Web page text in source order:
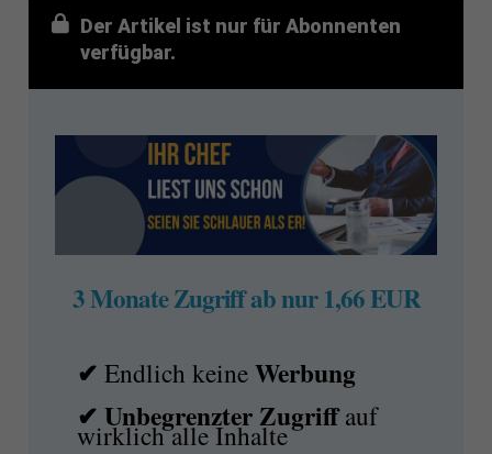
Der Artikel ist nur für Abonnenten
verfügbar.
3 Monate Zugriff ab nur 1,66 EUR
✔Endlich keineWerbung
✔ Unbegrenzter Zugriffauf
wirklich alle Inhalte